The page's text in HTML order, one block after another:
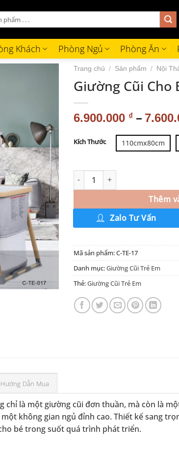
Khách Phòng Ngủ Phòng Ăn
Trang chủ / Sản phẩm / Nội
Giường Cũi Cho
6.900.000 ₫–
Kích Thước 110cmx80cm
Thêm
Zalo Tư Vấn
Mã sản phẩm:C-TE-17
Danh mục:Giường Cũi Trẻ Em
Thẻ:Giường Cũi Trẻ Em
Hướng Dẫn Mua
chỉ là một giường cũi đơn thuần, mà còn là
không gian ngủ đỉnh cao. Thiết kế sang
bé trong suốt quá trình phát triển.